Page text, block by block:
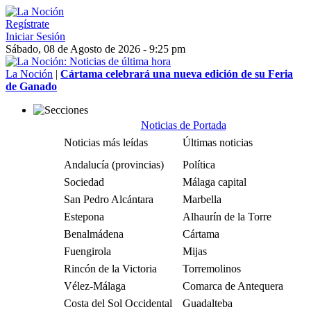
Regístrate
Iniciar Sesión
Sábado, 08 de Agosto de 2026 - 9:25 pm
La Noción | Cártama celebrará una nueva edición de su Feria
de Ganado
Noticias de Portada
Noticias más leídas
Últimas noticias
Andalucía (provincias)
Política
Sociedad
Málaga capital
San Pedro Alcántara
Marbella
Estepona
Alhaurín de la Torre
Benalmádena
Cártama
Fuengirola
Mijas
Rincón de la Victoria
Torremolinos
Vélez-Málaga
Comarca de Antequera
Costa del Sol Occidental
Guadalteba